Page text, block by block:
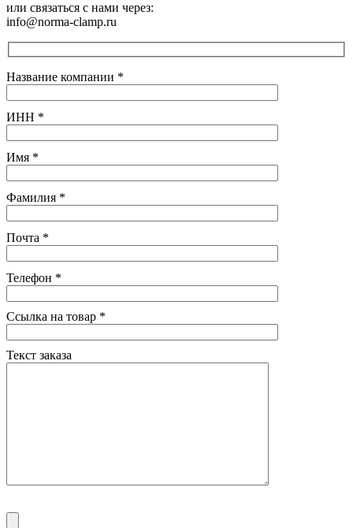
или связаться с нами через:
info@norma-clamp.ru
Название компании *
ИНН *
Имя *
Фамилия *
Почта *
Телефон *
Ссылка на товар *
Текст заказа